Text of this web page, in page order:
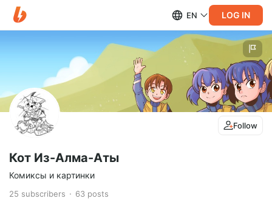
EN LOG IN
Follow
Кот Из-Алма-Аты
Комиксы и картинки
25 subscribers 63 posts